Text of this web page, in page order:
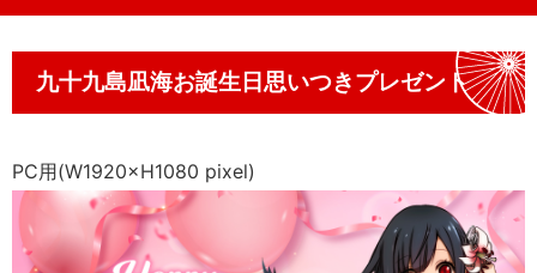
九十九島凪海お誕生日思いつきプレゼント
PC用(W1920×H1080 pixel)